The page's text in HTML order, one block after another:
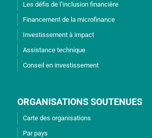
Les défis de l’inclusion financière
Financement de la microfinance
Investissement à impact
Assistance technique
Conseil en investissement
ORGANISATIONS SOUTENUES
Carte des organisations
Par pays